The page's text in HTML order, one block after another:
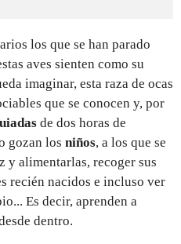
los que se han parado
aves sienten como su
imaginar, esta raza de ocas
que se conocen y, por
de dos horas de
gozan los niños, a los que se
y alimentarlas, recoger sus
recién nacidos e incluso ver
Es decir, aprenden a
dentro.